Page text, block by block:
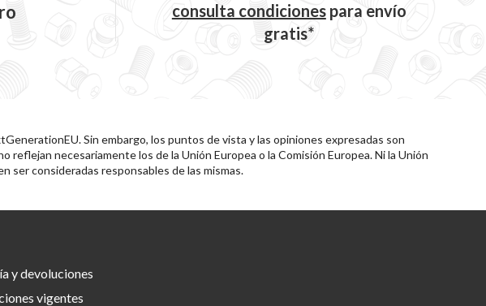
consulta condicionespara envío
gratis*
Sin embargo, los puntos de vista y las opiniones expresadas son
reflejan necesariamente los de la Unión Europea o la Comisión Europea. Ni la Unión
ser consideradas responsables de las mismas.
y devoluciones
vigentes